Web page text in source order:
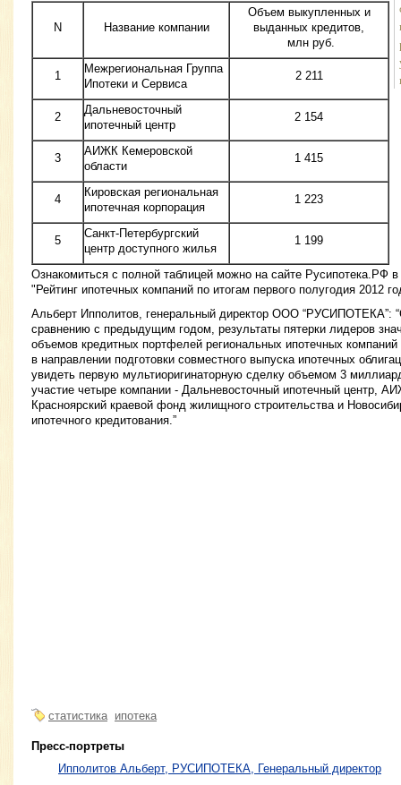
N Название компании
Объем выкупленных и
выданных кредитов,
млн руб.
1
Межрегиональная Группа
Ипотеки и Сервиса
2 211
2
Дальневосточный
ипотечный центр
2 154
3
АИЖК Кемеровской
области
1 415
4
Кировская региональная
ипотечная корпорация
1 223
5
Санкт-Петербургский
центр доступного жилья
1 199
Ознакомиться с полной таблицей можно на сайте Русипотека.РФ
"Рейтинг ипотечных компаний по итогам первого полугодия 2012
Альберт Ипполитов, генеральный директор ООО “РУСИПОТЕКА”:
сравнению с предыдущим годом, результаты пятерки лидеров
объемов кредитных портфелей региональных ипотечных компаний
в направлении подготовки совместного выпуска ипотечных
увидеть первую мультиоригинаторную сделку объемом 3
участие четыре компании - Дальневосточный ипотечный центр,
Красноярский краевой фонд жилищного строительства и
ипотечного кредитования.”
статистика ипотека
Пресс-портреты
Ипполитов Альберт, РУСИПОТЕКА, Генеральный директор